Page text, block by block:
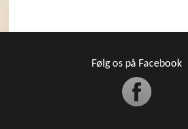
Følg os på Facebook